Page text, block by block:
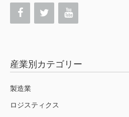
産業別カテゴリー
製造業
ロジスティクス